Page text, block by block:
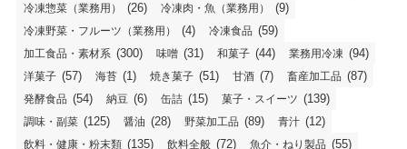
冷凍惣菜（業務用） (26) 冷凍肉・魚（業務用） (9)
冷凍野菜・フルーツ（業務用） (4) 冷凍食品 (59)
加工食品・素材系 (300) 味噌 (31) 和菓子 (44) 業務用冷凍 (94)
洋菓子 (57) 海苔 (1) 焼き菓子 (51) 甘酒 (7) 畜産加工品 (87)
発酵食品 (54) 納豆 (6) 缶詰 (15) 菓子・スイーツ (139)
調味・副菜 (125) 醤油 (28) 野菜加工品 (89) 青汁 (12)
飲料・健康・粉末類 (135) 飲料全般 (72) 魚介・ねり製品 (55)